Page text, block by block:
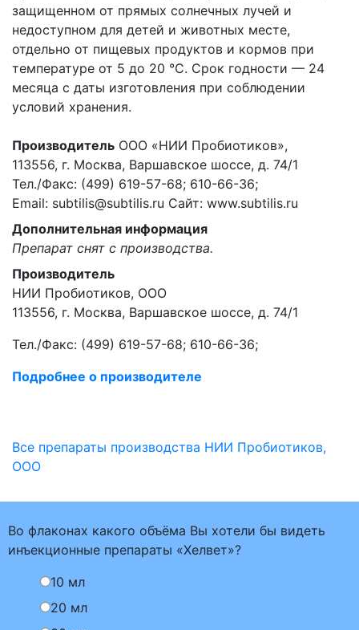
защищенном от прямых солнечных лучей и
недоступном для детей и животных месте,
отдельно от пищевых продуктов и кормов при
температуре от 5 до 20 °C. Срок годности — 24
месяца с даты изготовления при соблюдении
условий хранения.
Производитель ООО «НИИ Пробиотиков»,
113556, г. Москва, Варшавское шоссе, д. 74/1
Тел./Факс: (499) 619-57-68; 610-66-36;
Email: subtilis@subtilis.ru Сайт: www.subtilis.ru
Дополнительная информация
Препарат снят с производства.
Производитель
НИИ Пробиотиков, ООО
113556, г. Москва, Варшавское шоссе, д. 74/1
Тел./Факс: (499) 619-57-68; 610-66-36;
Подробнее о производителе
Все препараты производства НИИ Пробиотиков,
ООО
Во флаконах какого объёма Вы хотели бы видеть
инъекционные препараты «Хелвет»?
10 мл
20 мл